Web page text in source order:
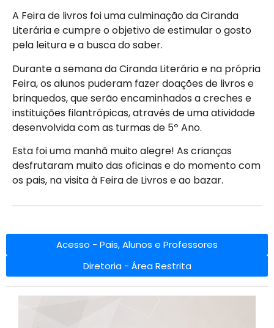
A Feira de livros foi uma culminação da Ciranda
Literária e cumpre o objetivo de estimular o gosto
pela leitura e a busca do saber.
Durante a semana da Ciranda Literária e na própria
Feira, os alunos puderam fazer doações de livros e
brinquedos, que serão encaminhados a creches e
instituições filantrópicas, através de uma atividade
desenvolvida com as turmas de 5º Ano.
Esta foi uma manhã muito alegre! As crianças
desfrutaram muito das oficinas e do momento com
os pais, na visita à Feira de Livros e ao bazar.
Acesso - Pais, Alunos e Professores
Diretoria - Área Restrita